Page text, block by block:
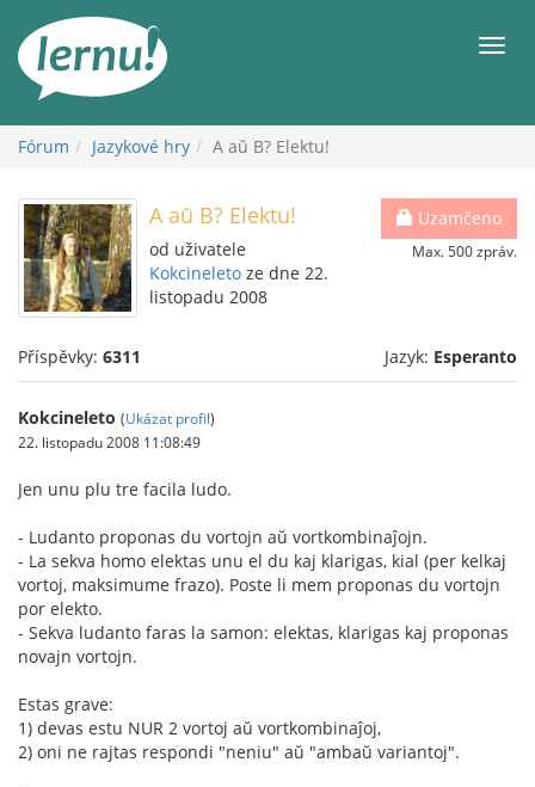
obsahu
Fórum Jazykové hry A aŭ B? Elektu!
Uzamčeno
Max. 500 zpráv.
A aŭ B? Elektu!
od uživatele
Kokcineleto ze dne 22.
listopadu 2008
Příspěvky: 6311 Jazyk: Esperanto
Kokcineleto (Ukázat profil)
22. listopadu 2008 11:08:49
Jen unu plu tre facila ludo.
- Ludanto proponas du vortojn aŭ vortkombinaĵojn.
- La sekva homo elektas unu el du kaj klarigas, kial (per kelkaj
vortoj, maksimume frazo). Poste li mem proponas du vortojn
por elekto.
- Sekva ludanto faras la samon: elektas, klarigas kaj proponas
novajn vortojn.
Estas grave:
1) devas estu NUR 2 vortoj aŭ vortkombinaĵoj,
2) oni ne rajtas respondi "neniu" aŭ "ambaŭ variantoj".